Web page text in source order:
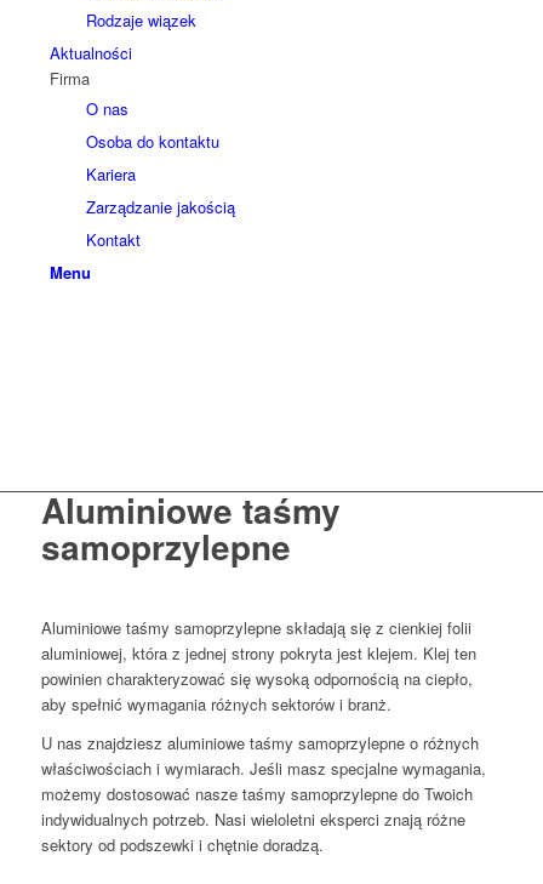
Rodzaje wiązek
Aktualności
Firma
O nas
Osoba do kontaktu
Kariera
Zarządzanie jakością
Kontakt
Menu
Aluminiowe taśmy
samoprzylepne
Aluminiowe taśmy samoprzylepne składają się z cienkiej folii
aluminiowej, która z jednej strony pokryta jest klejem. Klej ten
powinien charakteryzować się wysoką odpornością na ciepło,
aby spełnić wymagania różnych sektorów i branż.
U nas znajdziesz aluminiowe taśmy samoprzylepne o różnych
właściwościach i wymiarach. Jeśli masz specjalne wymagania,
możemy dostosować nasze taśmy samoprzylepne do Twoich
indywidualnych potrzeb. Nasi wieloletni eksperci znają różne
sektory od podszewki i chętnie doradzą.